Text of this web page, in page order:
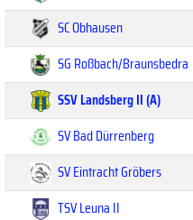
SC Obhausen
SG Roßbach/Braunsbedra
SSV Landsberg II (A)
SV Bad Dürrenberg
SV Eintracht Gröbers
TSV Leuna II